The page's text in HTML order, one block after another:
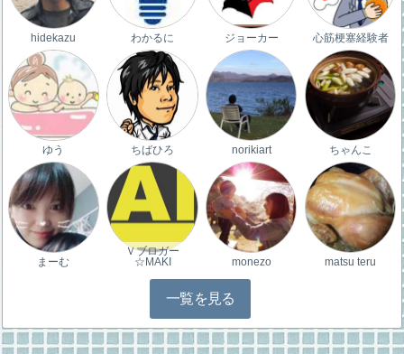
hidekazu わかるに ジョーカー 心筋梗塞経験者
ゆう ちばひろ norikiart ちゃんこ
まーむ
Ｖブロガー
☆MAKI
monezo matsu teru
一覧を見る